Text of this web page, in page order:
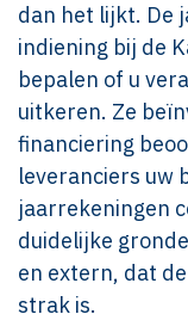
dan het lijkt. De
indiening bij de
bepalen of u
uitkeren. Ze
financiering
leveranciers uw
jaarrekeningen
duidelijke
en extern, dat
strak is.